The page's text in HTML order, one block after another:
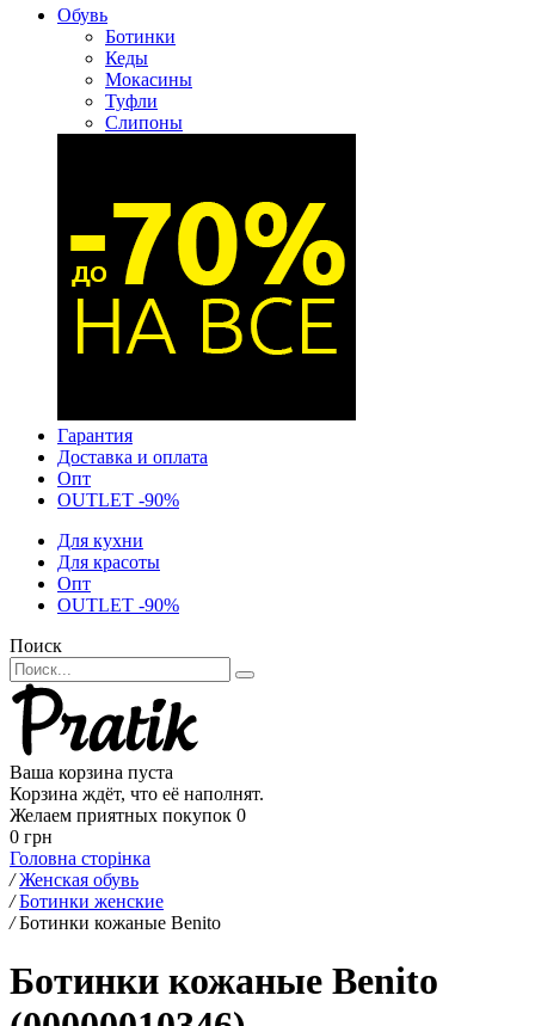
Обувь
Ботинки
Кеды
Мокасины
Туфли
Слипоны
Гарантия
Доставка и оплата
Опт
OUTLET -90%
Для кухни
Для красоты
Опт
OUTLET -90%
Поиск
Ваша корзина пуста
Корзина ждёт, что её наполнят.
Желаем приятных покупок 0
0 грн
Головна сторінка
/ Женская обувь
/ Ботинки женские
/ Ботинки кожаные Benito
Ботинки кожаные Benito